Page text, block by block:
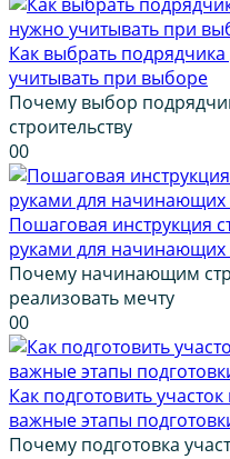
Как выбрать подрядчика
учитывать при выборе
Почему выбор
строительству
00
Пошаговая инструкция
руками для начинающих
Почему начинающим
реализовать мечту
00
Как подготовить
важные этапы
Почему подготовка